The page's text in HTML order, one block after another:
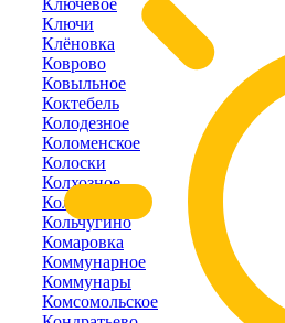
Ключи
Клёновка
Коврово
Ковыльное
Коктебель
Колодезное
Коломенское
Колоски
Колхозное
Кольцово
Кольчугино
Комаровка
Коммунарное
Коммунары
Комсомольское